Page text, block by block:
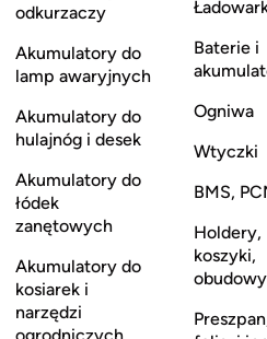
odkurzaczy
Akumulatory do
lamp awaryjnych
Akumulatory do
hulajnóg i desek
Akumulatory do
łódek
zanętowych
Akumulatory do
kosiarek i
narzędzi
Baterie i
Ogniwa
Wtyczki
BMS,
Holdery,
koszyki,
obudowy